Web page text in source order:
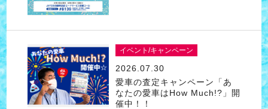
イベント/キャンペーン
2026.07.30
愛車の査定キャンペーン「あ
なたの愛車はHow Much!?」開
催中！！